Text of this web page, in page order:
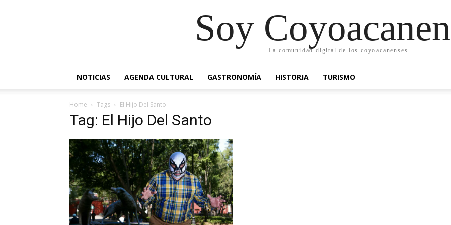
Soy
La comunidad digital de los coyoacanenses
NOTICIAS AGENDA CULTURAL GASTRONOMÍA HISTORIA TURISMO
Home Tags El Hijo Del Santo
Tag: El Hijo Del Santo